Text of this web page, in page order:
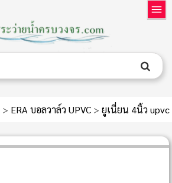
> ERA บอลวาล์ว UPVC > ยูเนี่ยน 4นิ้ว upvc